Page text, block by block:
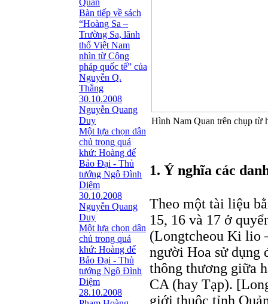
Quân
Bàn tiếp về sách
“Hoàng Sa –
Trường Sa, lãnh
thổ Việt Nam
nhìn từ Công
pháp quốc tế” của
Nguyễn Q.
Thắng
30.10.2008
Nguyễn Quang
Duy
Một lựa chọn dân
chủ trong quá
khứ: Hoàng đế
Bảo Đại - Thủ
tướng Ngô Ðình
Diệm
30.10.2008
Nguyễn Quang
Duy
Một lựa chọn dân
chủ trong quá
khứ: Hoàng đế
Bảo Đại - Thủ
tướng Ngô Ðình
Diệm
28.10.2008
Hình Nam Quan trên chụp từ
1. Ý nghĩa các
Theo một tài liệu
15, 16 và 17 ở
(Longtcheou Ki lio
người Hoa sử dụng
thông thương giữa
CA (hay Tạp).
giới thuộc tỉnh